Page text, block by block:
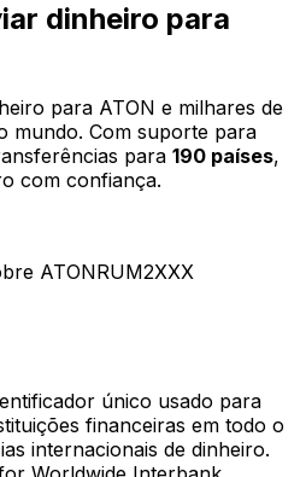
dinheiro para
para ATON e milhares de
mundo. Com suporte para
para 190 países,
com confiança.
ATONRUM2XXX
único usado para
financeiras em todo o
internacionais de dinheiro.